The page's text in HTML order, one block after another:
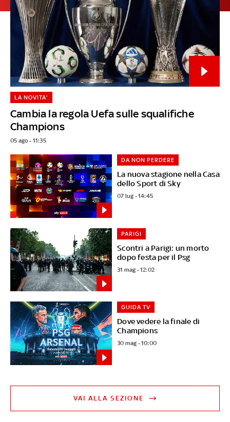
Cambia la regola Uefa sulle squalifiche
Champions
LA NOVITA'
05 ago - 11:35
La nuova stagione nella Casa
dello Sport di Sky
DA NON PERDERE
07 lug - 14:45
Scontri a Parigi: un morto
dopo festa per il Psg
PARIGI
31 mag - 12:02
Dove vedere la finale di
Champions
GUIDA TV
30 mag - 10:00
VAI ALLA SEZIONE